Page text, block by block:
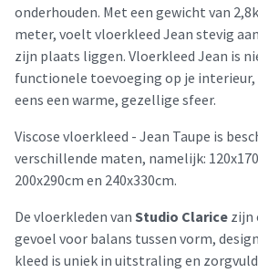
onderhouden. Met een gewicht van
meter, voelt vloerkleed Jean stevig
zijn plaats liggen. Vloerkleed Jean is
functionele toevoeging op je
eens een warme, gezellige sfeer.
Viscose vloerkleed - Jean Taupe is
verschillende maten, namelijk:
200x290cm en 240x330cm.
De vloerkleden van Studio Clarice zijn
gevoel voor balans tussen vorm,
kleed is uniek in uitstraling en